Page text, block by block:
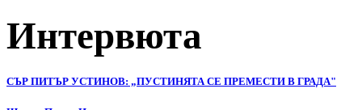
Интервюта
СЪР ПИТЪР УСТИНОВ: „ПУСТИНЯТА СЕ ПРЕМЕСТИ В ГРАДА"